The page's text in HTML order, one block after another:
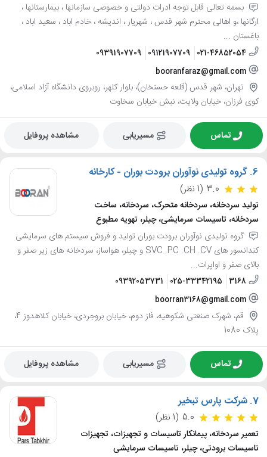
بسمه تعالی قابل توجه ادرات دولتی و خصوصی سازمانها ، بیمارستانها ،
ارگانها ،و اهالی محترم شهر قدس ، شهریار ، اندیشه ، خادم اباد ، سعید اباد ،
باغستان ...
021-46852054
09121907709
09391907709
booranfaraz@gmail.com
تهران، شهر قدس (قلعه حسنخان)، بلوار کلهر، روبروی دانشگاه آزاد اسلامی،
کوی فرزان، خیابان ولایت، نبش خیابان سخاوت
تماس مسیریابی مشاهده پروفایل
6. گروه تولیدی نوآوران برودت بوران - کارخانه
3.0 (1 نظر)
تولید سردخانه، سردخانه متحرک، سردخانه، ساخت
سردخانه، تاسیسات سرمایشی، چیلر، تهویه مطبوع
گروه تولیدی نوآوران برودت بوران تولید و فروش سیستم های سرمایشی
کندانسور های SVC .PC .CH .CV و چیلر، هواساز، سردخانه های زیر صفر و
بالای صفر و اواپرات...
3168
025-33342195
09392053731
boorran3168@gmail.com
قم، شهرک صنعتی شکوهیه، فاز دوم، خیابان بروجردی، خیابان کلاهدوز 4،
پلاک 1080
تماس مسیریابی مشاهده پروفایل
7. شرکت پارس تبخیر
5.0 (1 نظر)
تعمیر سردخانه، پیمانکار تاسیسات و تجهیزات، تجهیزات
تاسیسات برودتی، چیلر، تاسیسات سرمایشی